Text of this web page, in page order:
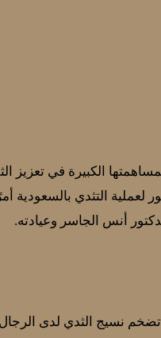
الكبيرة في تعزيز
التثدي بالسعودية
أنس الجاسر وعيادته.
نسيج الثدي لدى